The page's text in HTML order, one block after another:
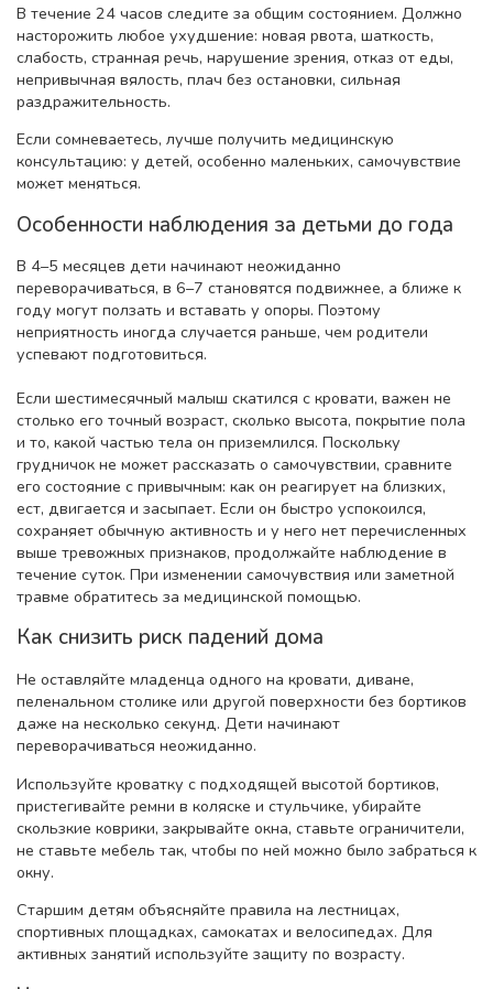
В течение 24 часов следите за общим состоянием. Должно
насторожить любое ухудшение: новая рвота, шаткость,
слабость, странная речь, нарушение зрения, отказ от еды,
непривычная вялость, плач без остановки, сильная
раздражительность.
Если сомневаетесь, лучше получить медицинскую
консультацию: у детей, особенно маленьких, самочувствие
может меняться.
Особенности наблюдения за детьми до года
В 4–5 месяцев дети начинают неожиданно
переворачиваться, в 6–7 становятся подвижнее, а ближе к
году могут ползать и вставать у опоры. Поэтому
неприятность иногда случается раньше, чем родители
успевают подготовиться.
Если шестимесячный малыш скатился с кровати, важен не
столько его точный возраст, сколько высота, покрытие пола
и то, какой частью тела он приземлился. Поскольку
грудничок не может рассказать о самочувствии, сравните
его состояние с привычным: как он реагирует на близких,
ест, двигается и засыпает. Если он быстро успокоился,
сохраняет обычную активность и у него нет перечисленных
выше тревожных признаков, продолжайте наблюдение в
течение суток. При изменении самочувствия или заметной
травме обратитесь за медицинской помощью.
Как снизить риск падений дома
Не оставляйте младенца одного на кровати, диване,
пеленальном столике или другой поверхности без бортиков
даже на несколько секунд. Дети начинают
переворачиваться неожиданно.
Используйте кроватку с подходящей высотой бортиков,
пристегивайте ремни в коляске и стульчике, убирайте
скользкие коврики, закрывайте окна, ставьте ограничители,
не ставьте мебель так, чтобы по ней можно было забраться к
окну.
Старшим детям объясняйте правила на лестницах,
спортивных площадках, самокатах и велосипедах. Для
активных занятий используйте защиту по возрасту.